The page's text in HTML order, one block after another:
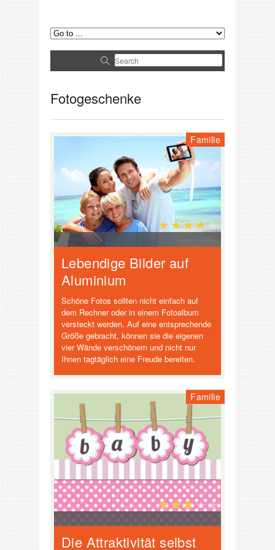
Fotogeschenke
Familie
Lebendige Bilder auf
Aluminium
Schöne Fotos sollten nicht einfach auf
dem Rechner oder in einem Fotoalbum
versteckt werden. Auf eine entsprechende
Größe gebracht, können sie die eigenen
vier Wände verschönern und nicht nur
Ihnen tagtäglich eine Freude bereiten.
Familie
Die Attraktivität selbst